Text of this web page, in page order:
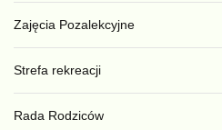
Zajęcia Pozalekcyjne
Strefa rekreacji
Rada Rodziców